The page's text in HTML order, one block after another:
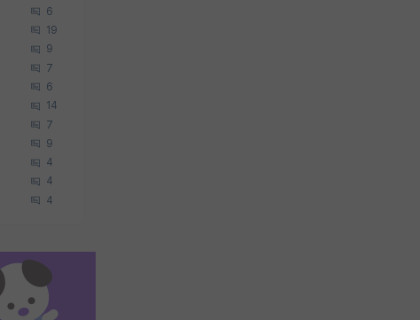
6
19
9
7
6
14
7
9
4
4
4